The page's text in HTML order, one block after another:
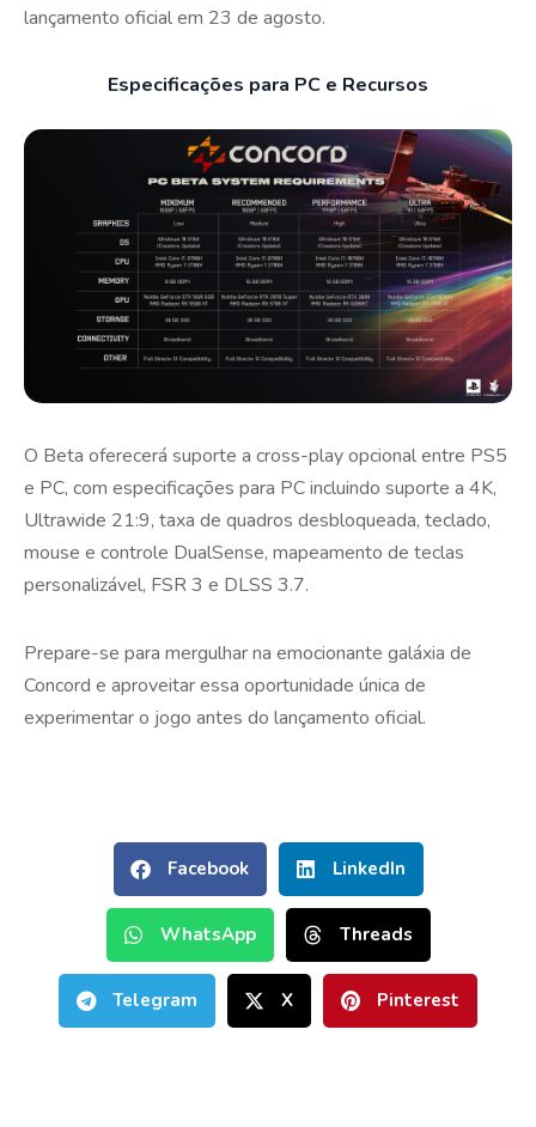
lançamento oficial em 23 de agosto.
Especificações para PC e Recursos
O Beta oferecerá suporte a cross-play opcional entre PS5
e PC, com especificações para PC incluindo suporte a 4K,
Ultrawide 21:9, taxa de quadros desbloqueada, teclado,
mouse e controle DualSense, mapeamento de teclas
personalizável, FSR 3 e DLSS 3.7.
Prepare-se para mergulhar na emocionante galáxia de
Concord e aproveitar essa oportunidade única de
experimentar o jogo antes do lançamento oficial.
Facebook LinkedIn
WhatsApp Threads
Telegram X Pinterest